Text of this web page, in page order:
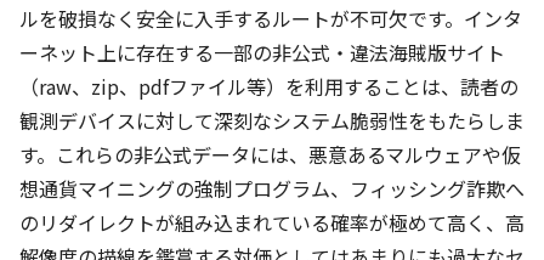
ルを破損なく安全に入手するルートが不可欠です。インタ
ーネット上に存在する一部の非公式・違法海賊版サイト
（raw、zip、pdfファイル等）を利用することは、読者の
観測デバイスに対して深刻なシステム脆弱性をもたらしま
す。これらの非公式データには、悪意あるマルウェアや仮
想通貨マイニングの強制プログラム、フィッシング詐欺へ
のリダイレクトが組み込まれている確率が極めて高く、高